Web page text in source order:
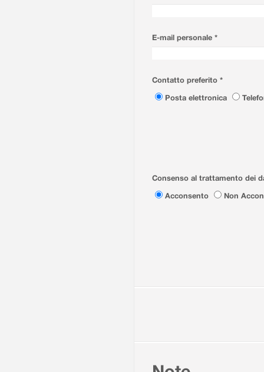
E-mail personale *
Contatto preferito *
Posta elettronica
Consenso al trattamento dei
Acconsento
Non